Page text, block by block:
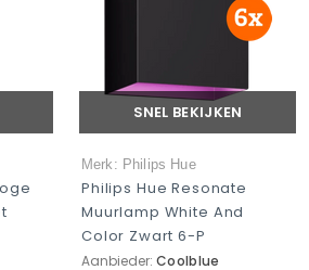
SNEL BEKIJKEN
Merk: Philips Hue
Philips Hue Resonate
Muurlamp White And
Color Zwart 6-P
Aanbieder: Coolblue